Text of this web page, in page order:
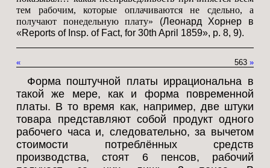
тем рабочим, которые оплачиваются не сдельно, а
получают понедельную плату» (Леонард Хорнер в
«Reports of Insp. of Fact, for 30th April 1859», p. 8, 9).
« »
563
Форма поштучной платы иррациональна в
такой же мере, как и форма повременной
платы. В то время как, например, две штуки
товара представляют собой продукт одного
рабочего часа и, следовательно, за вычетом
стоимости потреблённых средств
производства, стоят 6 пенсов, рабочий